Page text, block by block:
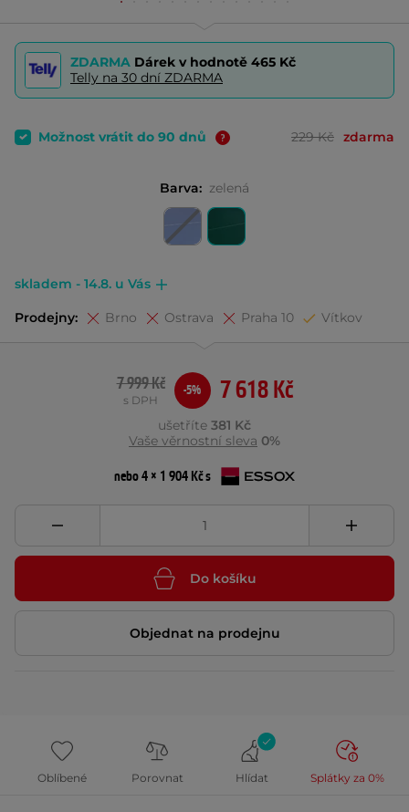
ZDARMA Dárek v hodnotě 465 Kč
Telly na 30 dní ZDARMA
Možnost vrátit do 90 dnů 229 Kč zdarma
Barva: zelená
skladem - 14.8. u Vás
Prodejny: Brno Ostrava Praha 10 Vítkov
7 618 Kč
7 999 Kč
s DPH
-5%
ušetříte 381 Kč
Vaše věrnostní sleva 0%
nebo 4 × 1 904 Kč s
Do košíku
Objednat na prodejnu
Oblíbené Porovnat Hlídat Splátky za 0%